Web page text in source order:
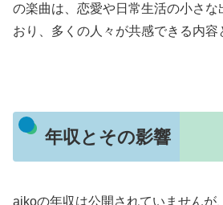
の楽曲は、恋愛や日常生活の小さな
おり、多くの人々が共感できる内容
年収とその影響
aikoの年収は公開されていませんが